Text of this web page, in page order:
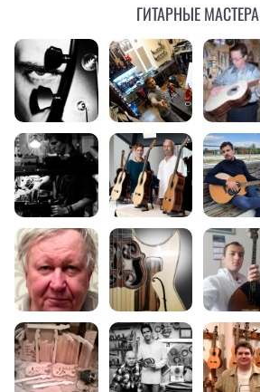
Гитарные мастера